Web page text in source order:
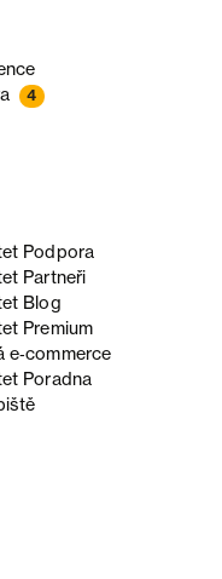
4
Podpora
Partneři
Blog
Premium
e‑commerce
Poradna